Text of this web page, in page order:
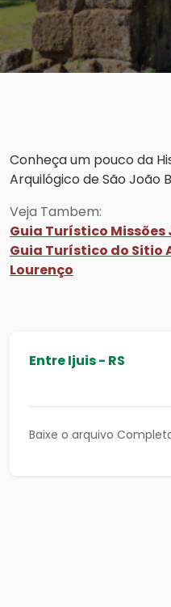
Conheça um pouco da
Arquilógico de São João
Veja Tambem:
Guia Turístico Missões
Guia Turístico do Sitio
Lourenço
Entre Ijuis - RS
Baixe o arquivo